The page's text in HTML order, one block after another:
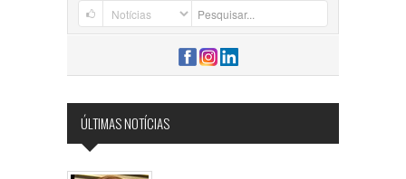
ÚLTIMAS NOTÍCIAS